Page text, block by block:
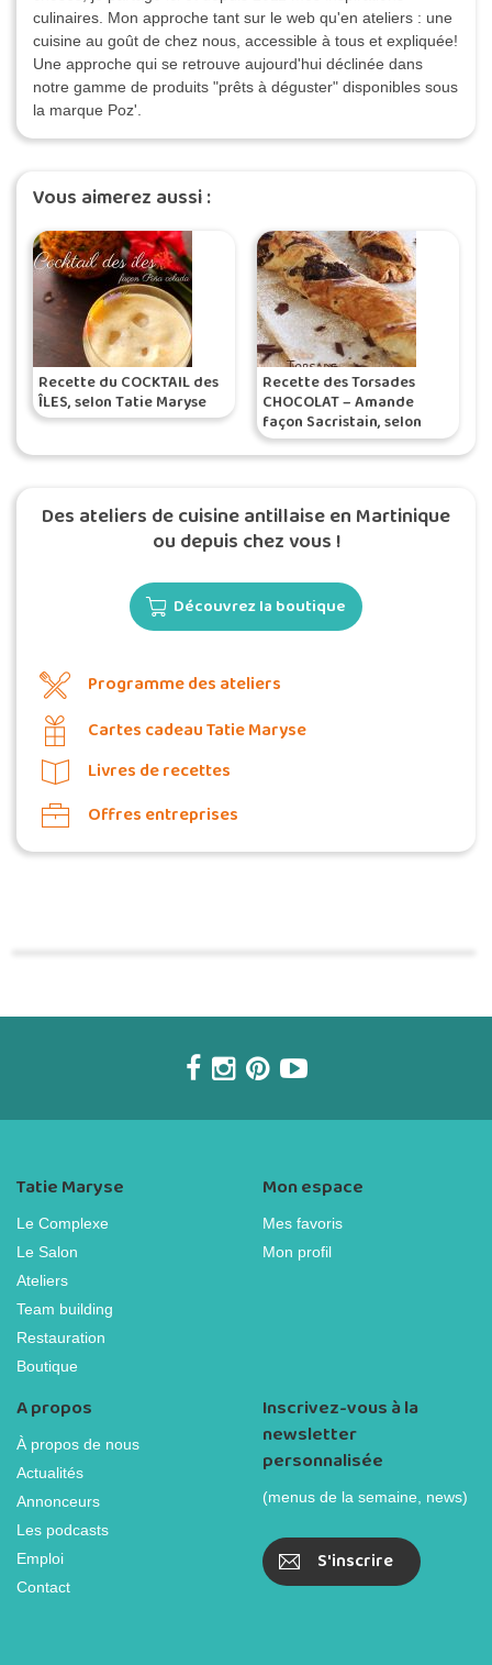
culinaires. Mon approche tant sur le web qu'en ateliers : une
cuisine au goût de chez nous, accessible à tous et expliquée!
Une approche qui se retrouve aujourd'hui déclinée dans
notre gamme de produits "prêts à déguster" disponibles sous
la marque Poz'.
Vous aimerez aussi :
Recette du COCKTAIL des
ÎLES, selon Tatie Maryse
Recette des Torsades
CHOCOLAT – Amande
façon Sacristain, selon
Katreen
Des ateliers de cuisine antillaise en Martinique
ou depuis chez vous !
Découvrez la boutique
Programme des ateliers
Cartes cadeau Tatie Maryse
Livres de recettes
Offres entreprises
Tatie Maryse
Le Complexe
Le Salon
Ateliers
Team building
Restauration
Boutique
Mon espace
Mes favoris
Mon profil
A propos
À propos de nous
Actualités
Annonceurs
Les podcasts
Emploi
Contact
Inscrivez-vous à la
newsletter
personnalisée
(menus de la semaine, news)
S'inscrire